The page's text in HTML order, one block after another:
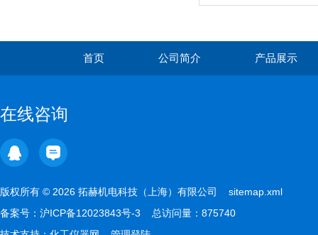
首页 公司简介 产品展示
在线咨询
版权所有 © 2026 拓赫机电科技（上海）有限公司 sitemap.xml
备案号： 沪ICP备12023843号-3 总访问量：875740